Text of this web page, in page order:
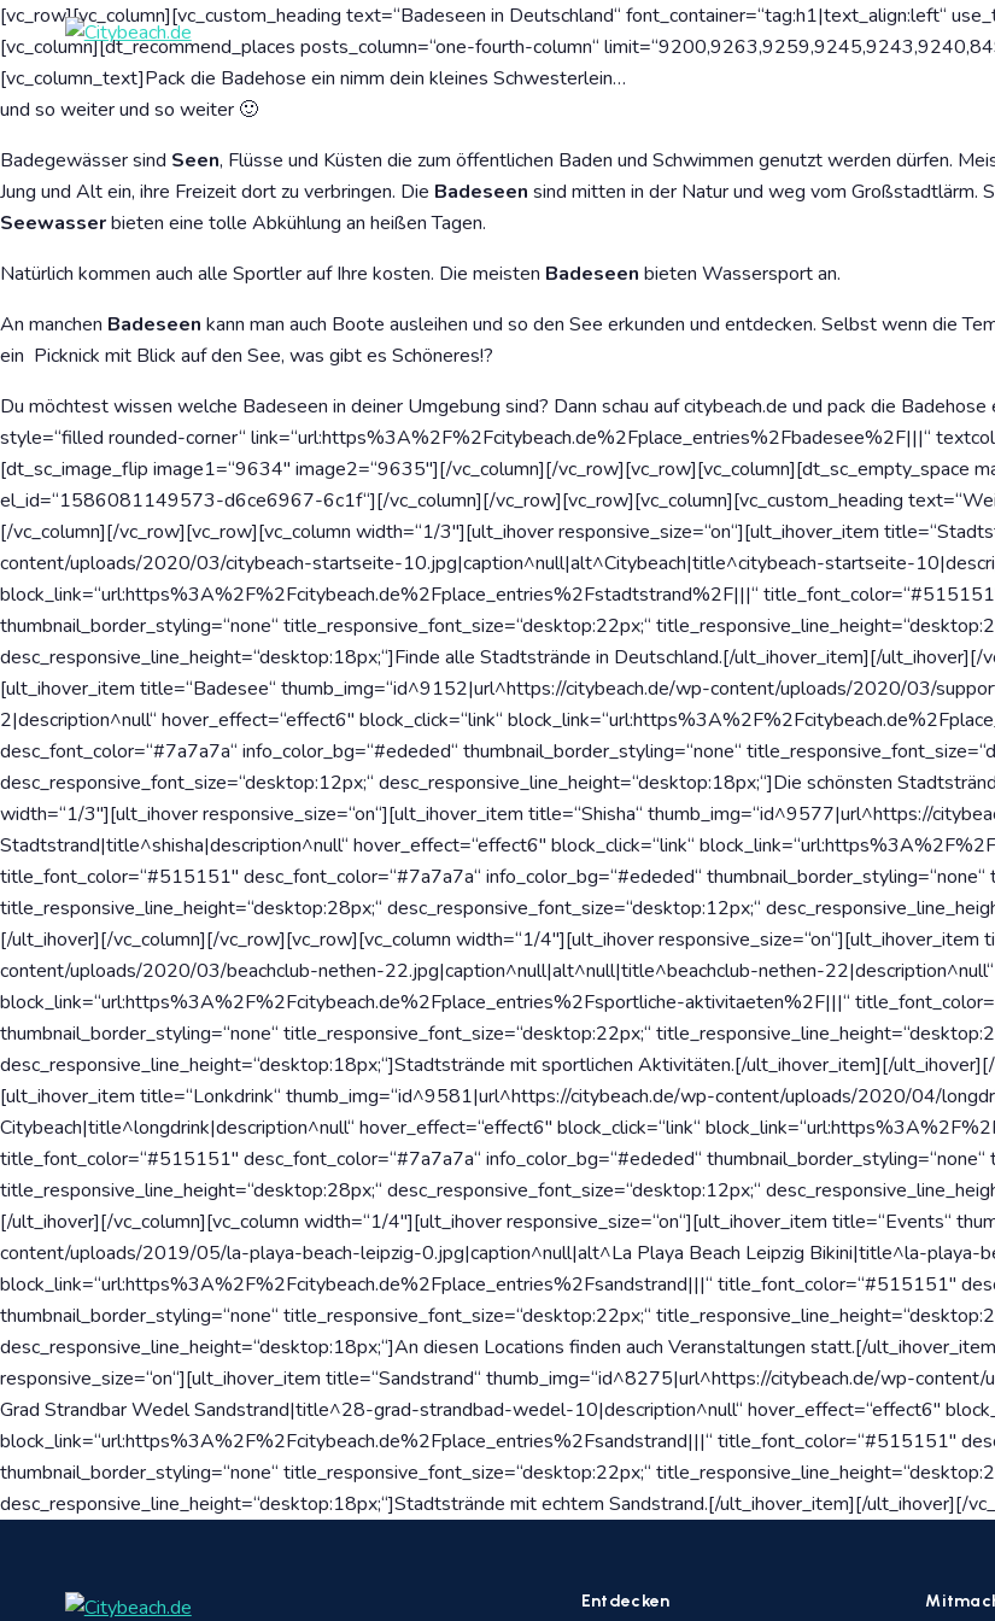
[vc_row][vc_column][vc_custom_heading text=“Badeseen in Deutschland“ font_container=“tag:h1|text_align:left“
[vc_column][dt_recommend_places posts_column=“one-fourth-column“
[vc_column_text]Pack die Badehose ein nimm dein kleines Schwesterlein…
und so weiter und so weiter 🙂
Badegewässer sind Seen, Flüsse und Küsten die zum öffentlichen Baden und Schwimmen genutzt werden dürfen.
Jung und Alt ein, ihre Freizeit dort zu verbringen. Die Badeseen sind mitten in der Natur und weg vom Großstadtlärm.
Seewasserbieten eine tolle Abkühlung an heißen Tagen.
Natürlich kommen auch alle Sportler auf Ihre kosten. Die meisten Badeseen bieten Wassersport an.
An manchen Badeseen kann man auch Boote ausleihen und so den See erkunden und entdecken. Selbst wenn die
ein Picknick mit Blick auf den See, was gibt es Schöneres!?
Du möchtest wissen welche Badeseen in deiner Umgebung sind? Dann schau auf citybeach.de und pack die
style=“filled rounded-corner“ link=“url:https%3A%2F%2Fcitybeach.de%2Fplace_entries%2Fbadesee%2F|||“
[dt_sc_image_flip image1=“9634″ image2=“9635″][/vc_column][/vc_row][vc_row][vc_column][dt_sc_empty_space
el_id=“1586081149573-d6ce6967-6c1f“][/vc_column][/vc_row][vc_row][vc_column][vc_custom_heading
[/vc_column][/vc_row][vc_row][vc_column width=“1/3″][ult_ihover responsive_size=“on“][ult_ihover_item
content/uploads/2020/03/citybeach-startseite-10.jpg|caption^null|alt^Citybeach|title^citybeach-startseite-
block_link=“url:https%3A%2F%2Fcitybeach.de%2Fplace_entries%2Fstadtstrand%2F|||“
thumbnail_border_styling=“none“ title_responsive_font_size=“desktop:22px;“
desc_responsive_line_height=“desktop:18px;“]Finde alle Stadtstrände in Deutschland.[/ult_ihover_item][/ult_ihover][/
[ult_ihover_item title=“Badesee“ thumb_img=“id^9152|url^https://citybeach.de/wp-content/uploads/2020/03/
2|description^null“ hover_effect=“effect6″ block_click=“link“
desc_font_color=“#7a7a7a“ info_color_bg=“#ededed“ thumbnail_border_styling=“none“
desc_responsive_font_size=“desktop:12px;“ desc_responsive_line_height=“desktop:18px;“]Die schönsten
width=“1/3″][ult_ihover responsive_size=“on“][ult_ihover_item title=“Shisha“ thumb_img=“id^9577|url^https://
Stadtstrand|title^shisha|description^null“ hover_effect=“effect6″ block_click=“link“
title_font_color=“#515151″ desc_font_color=“#7a7a7a“ info_color_bg=“#ededed“
title_responsive_line_height=“desktop:28px;“ desc_responsive_font_size=“desktop:12px;“
[/ult_ihover][/vc_column][/vc_row][vc_row][vc_column width=“1/4″][ult_ihover
content/uploads/2020/03/beachclub-nethen-22.jpg|caption^null|alt^null|title^beachclub-nethen-22|description^null“
block_link=“url:https%3A%2F%2Fcitybeach.de%2Fplace_entries%2Fsportliche-aktivitaeten%2F|||“
thumbnail_border_styling=“none“ title_responsive_font_size=“desktop:22px;“
desc_responsive_line_height=“desktop:18px;“]Stadtstrände mit sportlichen Aktivitäten.[/ult_ihover_item][/
[ult_ihover_item title=“Lonkdrink“ thumb_img=“id^9581|url^https://citybeach.de/wp-content/uploads/2020/04/
Citybeach|title^longdrink|description^null“ hover_effect=“effect6″ block_click=“link“
title_font_color=“#515151″ desc_font_color=“#7a7a7a“ info_color_bg=“#ededed“
title_responsive_line_height=“desktop:28px;“ desc_responsive_font_size=“desktop:12px;“
[/ult_ihover][/vc_column][vc_column width=“1/4″][ult_ihover responsive_size=“on“][ult_ihover_item title=“Events“
content/uploads/2019/05/la-playa-beach-leipzig-0.jpg|caption^null|alt^La Playa Beach Leipzig Bikini|title^la-playa-
block_link=“url:https%3A%2F%2Fcitybeach.de%2Fplace_entries%2Fsandstrand|||“ title_font_color=“#515151″
thumbnail_border_styling=“none“ title_responsive_font_size=“desktop:22px;“
desc_responsive_line_height=“desktop:18px;“]An diesen Locations finden auch Veranstaltungen statt.[/
responsive_size=“on“][ult_ihover_item title=“Sandstrand“ thumb_img=“id^8275|url^https://citybeach.de/wp-
Grad Strandbar Wedel Sandstrand|title^28-grad-strandbad-wedel-10|description^null“ hover_effect=“effect6″
block_link=“url:https%3A%2F%2Fcitybeach.de%2Fplace_entries%2Fsandstrand|||“ title_font_color=“#515151″
thumbnail_border_styling=“none“ title_responsive_font_size=“desktop:22px;“
desc_responsive_line_height=“desktop:18px;“]Stadtstrände mit echtem Sandstrand.[/ult_ihover_item][/ult_ihover][/
Entdecken